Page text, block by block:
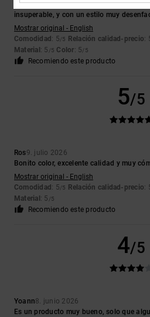
Son unas zapatillas muy cómodas y
insuperable, y con un estilo muy
Mostrar original - English
Comodidad : 5/5 Relación calidad-precio:
Material : 5 /5 Color: 5/5
Recomiendo este producto
5/5
Ros9. julio 2026
Bonito color, excelente calidad y muy
Mostrar original - English
Comodidad : 5/5 Relación calidad-precio:
Material : 5 /5
Recomiendo este producto
4/5
Yoann8. junio 2026
Es un producto muy bueno, solo que